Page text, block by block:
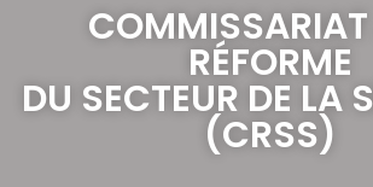
RÉFORME
DU SECTEUR DE LA
(CRSS)